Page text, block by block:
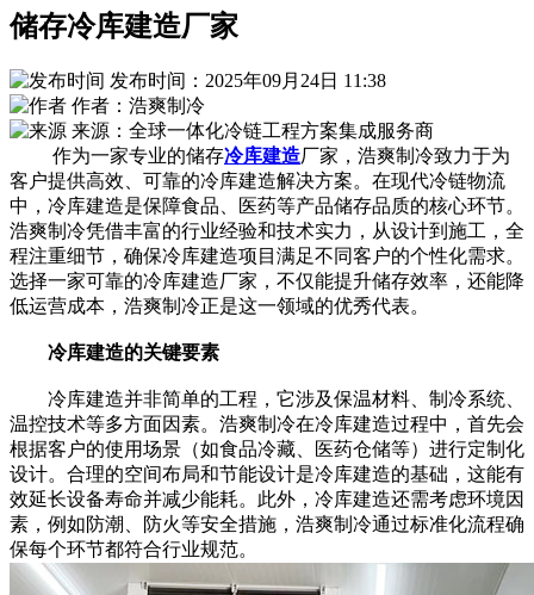
储存冷库建造厂家
发布时间：2025年09月24日 11:38
作者：浩爽制冷
来源：全球一体化冷链工程方案集成服务商
作为一家专业的储存冷库建造厂家，浩爽制冷致力于为
客户提供高效、可靠的冷库建造解决方案。在现代冷链物流
中，冷库建造是保障食品、医药等产品储存品质的核心环节。
浩爽制冷凭借丰富的行业经验和技术实力，从设计到施工，全
程注重细节，确保冷库建造项目满足不同客户的个性化需求。
选择一家可靠的冷库建造厂家，不仅能提升储存效率，还能降
低运营成本，浩爽制冷正是这一领域的优秀代表。
冷库建造的关键要素
冷库建造并非简单的工程，它涉及保温材料、制冷系统、
温控技术等多方面因素。浩爽制冷在冷库建造过程中，首先会
根据客户的使用场景（如食品冷藏、医药仓储等）进行定制化
设计。合理的空间布局和节能设计是冷库建造的基础，这能有
效延长设备寿命并减少能耗。此外，冷库建造还需考虑环境因
素，例如防潮、防火等安全措施，浩爽制冷通过标准化流程确
保每个环节都符合行业规范。